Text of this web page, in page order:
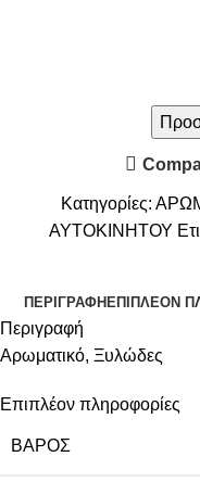
Κατηγορίες:
ΑΥΤΟΚΙΝΗΤΟΥ
ΠΕΡΙΓΡΑΦΉ ΕΠΙΠΛΈΟΝ
Περιγραφή
Αρωματικό, Ξυλώδες
Επιπλέον πληροφορίες
ΒΆΡΟΣ